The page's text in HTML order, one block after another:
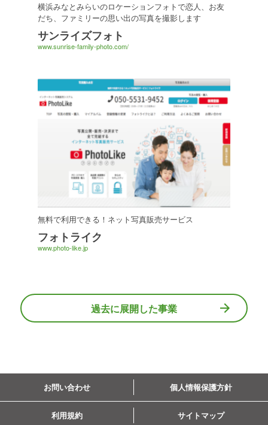
横浜みなとみらいのロケーションフォトで恋人、お友
だち、ファミリーの思い出の写真を撮影します
サンライズフォト
www.sunrise-family-photo.com/
無料で利用できる！ネット写真販売サービス
フォトライク
www.photo-like.jp
過去に展開した事業
お問い合わせ 個人情報保護方針
利用規約 サイトマップ